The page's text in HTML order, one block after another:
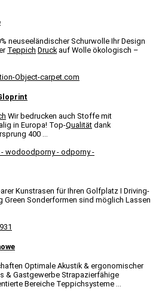
neuseeländischer Schurwolle Ihr Design
Teppich Druck auf Wolle ökologisch –
Wir bedrucken auch Stoffe mit
in Europa! Top-Qualität dank
400 ...
Kunstrasen für Ihren Golfplatz I Driving-
Green Sonderformen sind möglich Lassen
Optimale Akustik & ergonomischer
& Gastgewerbe Strapazierfähige
Bereiche Teppichsysteme ...